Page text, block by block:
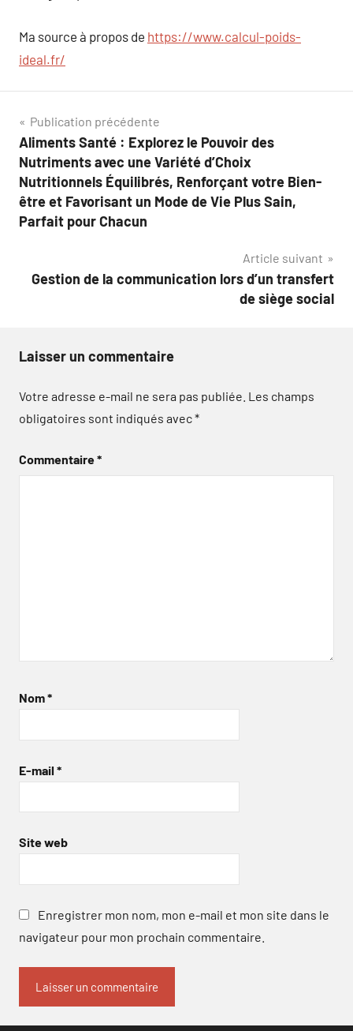
Ma source à propos de https://www.calcul-poids-
ideal.fr/
Navigation
de
l’article
Publication précédente
Aliments Santé : Explorez le Pouvoir des
Nutriments avec une Variété d’Choix
Nutritionnels Équilibrés, Renforçant votre Bien-
être et Favorisant un Mode de Vie Plus Sain,
Parfait pour Chacun
Article suivant
Gestion de la communication lors d’un transfert
de siège social
Laisser un commentaire
Votre adresse e-mail ne sera pas publiée. Les champs
obligatoires sont indiqués avec*
Commentaire*
Nom*
E-mail *
Site web
Enregistrer mon nom, mon e-mail et mon site dans le
navigateur pour mon prochain commentaire.